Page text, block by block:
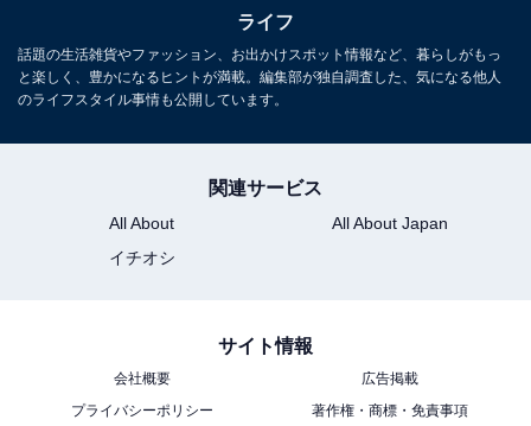
平日：9:00～翌3:00 （最終受付 翌2:30 / 入浴 翌2:50）
土・日・祝：9:00～翌3:00 （最終受付 翌2:30 / 入浴 翌
2:50）
宿泊：不可（日帰り温浴施設のため、宿泊用の客室や設
備はございません）
ライフ
話題の生活雑貨やファッション、お出かけスポット情報など、暮らしがもっ
と楽しく、豊かになるヒントが満載。編集部が独自調査した、気になる他人
のライフスタイル事情も公開しています。
関連サービス
All About
All About Japan
イチオシ
サイト情報
会社概要
広告掲載
プライバシーポリシー
著作権・商標・免責事項